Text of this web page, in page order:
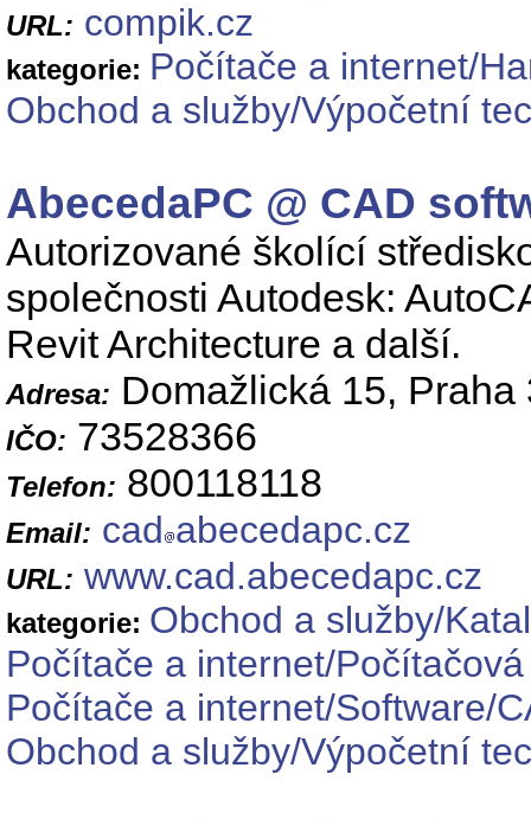
URL: compik.cz
kategorie: Počítače a internet/
Obchod a služby/Výpočetní
AbecedaPC @ CAD
Autorizované školící
společnosti Autodesk:
Revit Architecture a další.
Adresa: Domažlická 15, Praha
IČO: 73528366
Telefon: 800118118
Email: cad abecedapc.cz
URL: www.cad.abecedapc.cz
kategorie: Obchod a služby/
Počítače a internet/
Počítače a internet/Software/
Obchod a služby/Výpočetní